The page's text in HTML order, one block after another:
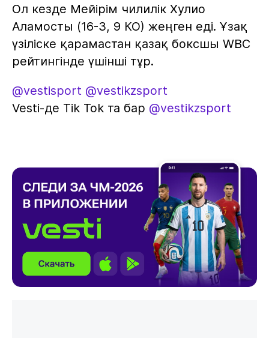
Ол кезде Мейірім чилилік Хулио
Аламосты (16-3, 9 КО) жеңген еді. Ұзақ
үзіліске қарамастан қазақ боксшы WBC
рейтингінде үшінші тұр.
@vestisport @vestikzsport
Vesti-де Tik Tok та бар @vestikzsport